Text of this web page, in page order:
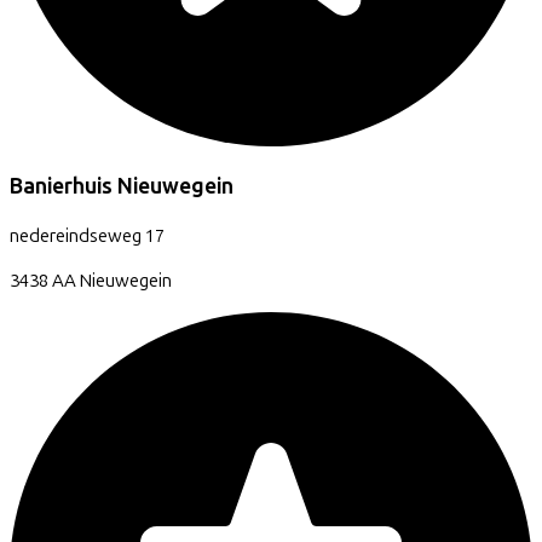
Banierhuis Nieuwegein
nedereindseweg 17
3438 AANieuwegein